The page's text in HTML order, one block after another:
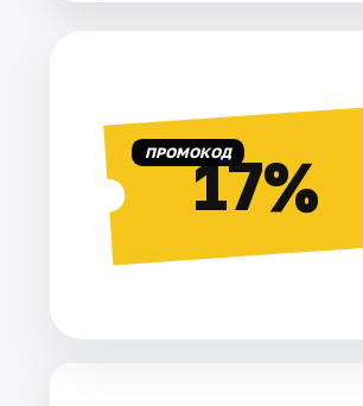
Города
Рейтинги
ПРОМОКОД17%